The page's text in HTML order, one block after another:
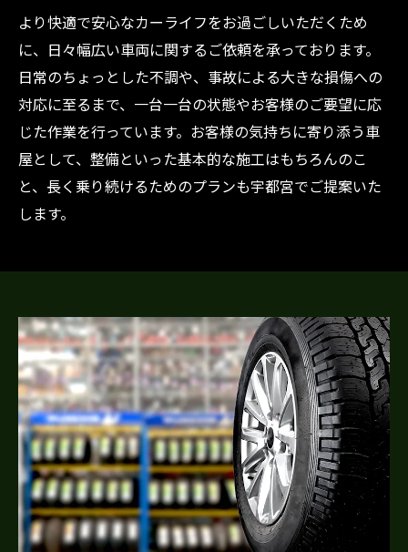
より快適で安心なカーライフをお過ごしいただくため
に、日々幅広い車両に関するご依頼を承っております。
日常のちょっとした不調や、事故による大きな損傷への
対応に至るまで、一台一台の状態やお客様のご要望に応
じた作業を行っています。お客様の気持ちに寄り添う車
屋として、整備といった基本的な施工はもちろんのこ
と、長く乗り続けるためのプランも宇都宮でご提案いた
します。